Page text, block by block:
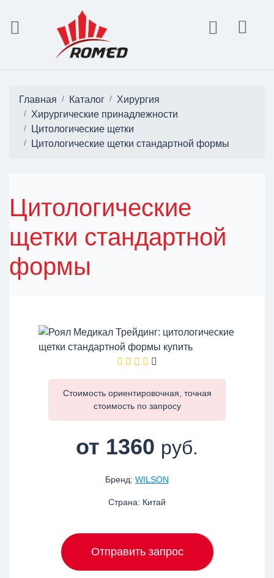
Главная Каталог
Хирургия
Хирургические принадлежности
Цитологические щетки
Цитологические щетки стандартной формы
Цитологические
щетки стандартной
формы
Стоимость ориентировочная, точная
стоимость по запросу
от 1360 руб.
Бренд: WILSON
Страна: Китай
Отправить запрос